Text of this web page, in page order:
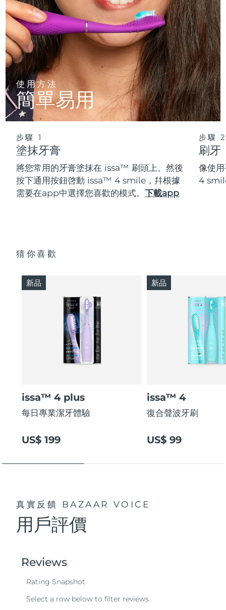
使用方法
簡單易用
步驟 1
塗抹牙膏
將您常用的牙膏塗抹在 issa™ 刷頭上。然後
按下通用按鈕啓動 issa™ 4 smile，幷根據
需要在app中選擇您喜歡的模式。下載app
步驟
刷牙
像使
4
猜你喜歡
issa™ 4 plus
每日專業潔牙體驗
US$ 199
新品
issa™ 4
復合聲波牙刷
US$ 99
新品
真實反饋 BAZAAR VOICE
用戶評價